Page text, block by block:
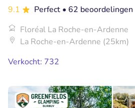
9.1 Perfect • 62 beoordelingen
Floréal La Roche-en-Ardenne
La Roche-en-Ardenne (25km)
Verkocht: 732